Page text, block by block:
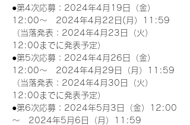
●第4次応募：2024年4月19日（金）
12:00～　2024年4月22日(月）11:59
（当落発表：2024年4月23日（火）
12:00までに発表予定）
●第5次応募：2024年4月26日（金）
12:00～　2024年4月29日（月）11:59
（当落発表：2024年4月30日（火）
12:00までに発表予定）
●第6次応募：2024年5月3日（金）12:00
～　2024年5月6日（月）11:59